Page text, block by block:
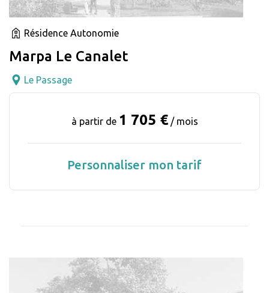
Résidence Autonomie
Marpa Le Canalet
Le Passage
à partir de 1 705 € / mois
Personnaliser mon tarif